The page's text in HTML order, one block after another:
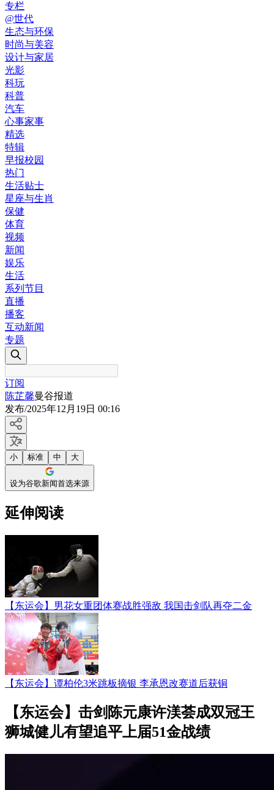
专栏
@世代
生态与环保
时尚与美容
设计与家居
光影
科玩
科普
汽车
心事家事
精选
特辑
早报校园
热门
生活贴士
星座与生肖
保健
体育
视频
新闻
娱乐
生活
系列节目
直播
播客
互动新闻
专题
订阅
陈芷馨曼谷报道
发布/2025年12月19日 00:16
小 标准 中 大
设为谷歌新闻首选来源
延伸阅读
【东运会】男花女重团体赛战胜强敌 我国击剑队再夺二金
【东运会】谭柏伦3米跳板摘银 李承恩改赛道后获铜
【东运会】击剑陈元康许渼荟成双冠王
狮城健儿有望追平上届51金战绩